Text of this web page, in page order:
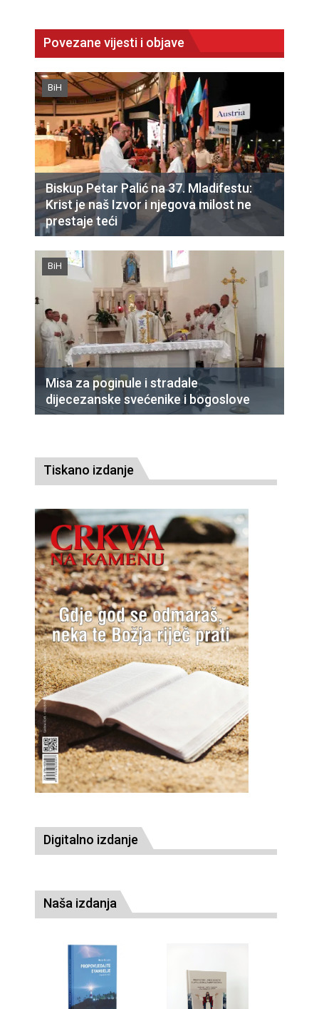
Povezane vijesti i objave
BiH
Biskup Petar Palić na 37. Mladifestu:
Krist je naš Izvor i njegova milost ne
prestaje teći
BiH
Misa za poginule i stradale
dijecezanske svećenike i bogoslove
Tiskano izdanje
Digitalno izdanje
Naša izdanja